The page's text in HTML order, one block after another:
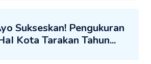
Sukseskan! Pengukuran
Kota Tarakan Tahun...